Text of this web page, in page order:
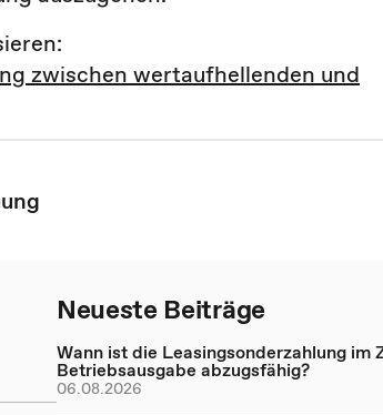
zwischen wertaufhellenden und
Neueste Beiträge
Wann ist die Leasingsonderzahlung im
Betriebsausgabe abzugsfähig?
06.08.2026